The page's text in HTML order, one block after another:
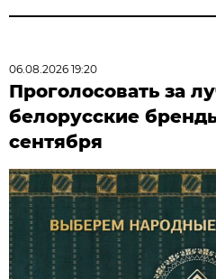
06.08.2026 19:20
Проголосовать за
белорусские
сентября